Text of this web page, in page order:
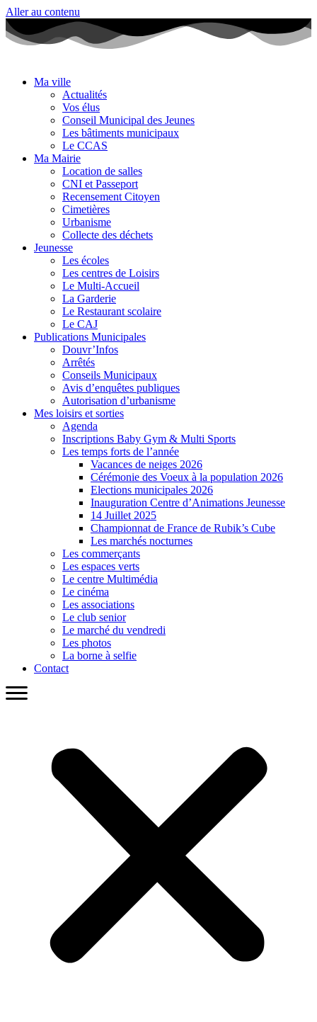
Aller au contenu
Ma ville
Actualités
Vos élus
Conseil Municipal des Jeunes
Les bâtiments municipaux
Le CCAS
Ma Mairie
Location de salles
CNI et Passeport
Recensement Citoyen
Cimetières
Urbanisme
Collecte des déchets
Jeunesse
Les écoles
Les centres de Loisirs
Le Multi-Accueil
La Garderie
Le Restaurant scolaire
Le CAJ
Publications Municipales
Douvr’Infos
Arrêtés
Conseils Municipaux
Avis d’enquêtes publiques
Autorisation d’urbanisme
Mes loisirs et sorties
Agenda
Inscriptions Baby Gym & Multi Sports
Les temps forts de l’année
Vacances de neiges 2026
Cérémonie des Voeux à la population 2026
Elections municipales 2026
Inauguration Centre d’Animations Jeunesse
14 Juillet 2025
Championnat de France de Rubik’s Cube
Les marchés nocturnes
Les commerçants
Les espaces verts
Le centre Multimédia
Le cinéma
Les associations
Le club senior
Le marché du vendredi
Les photos
La borne à selfie
Contact